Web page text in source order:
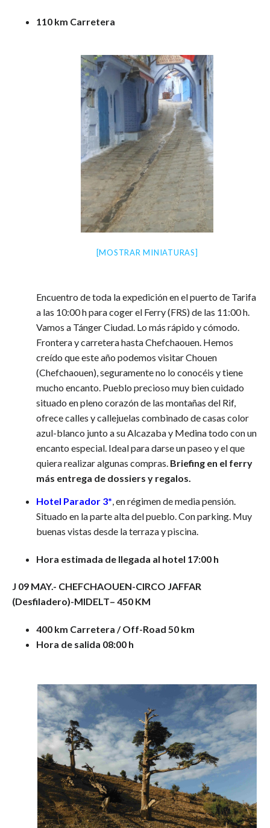
110 km Carretera
[MOSTRAR MINIATURAS]
Encuentro de toda la expedición en el puerto de Tarifa
a las 10:00 h para coger el Ferry (FRS) de las 11:00 h.
Vamos a Tánger Ciudad. Lo más rápido y cómodo.
Frontera y carretera hasta Chefchaouen. Hemos
creído que este año podemos visitar Chouen
(Chefchaouen), seguramente no lo conocéis y tiene
mucho encanto. Pueblo precioso muy bien cuidado
situado en pleno corazón de las montañas del Rif,
ofrece calles y callejuelas combinado de casas color
azul-blanco junto a su Alcazaba y Medina todo con un
encanto especial. Ideal para darse un paseo y el que
quiera realizar algunas compras. Briefing en el ferry
más entrega de dossiers y regalos.
Hotel Parador 3* , en régimen de media pensión.
Situado en la parte alta del pueblo. Con parking. Muy
buenas vistas desde la terraza y piscina.
Hora estimada de llegada al hotel 17:00 h
J 09 MAY.- CHEFCHAOUEN-CIRCO JAFFAR
(Desfiladero)-MIDELT– 450 KM
400 km Carretera / Off-Road 50 km
Hora de salida 08:00 h